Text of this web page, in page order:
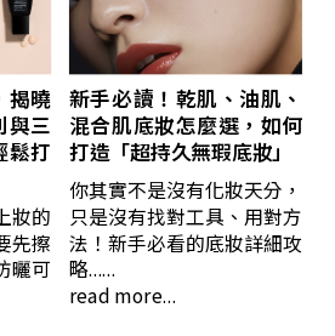
揭曉
與三
鬆打
妝的
先擦
曬可
新手必讀！乾肌、油肌、
混合肌底妝怎麼選，如何
打造「超持久無瑕底妝」
你其實不是沒有化妝天分，
只是沒有找對工具、用對方
法！新手必看的底妝詳細攻
略......
read more...